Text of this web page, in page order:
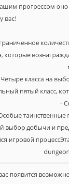
прогрессом оно
вас!
которые
класса на
пятый класс,
-
таинственные
выбор добычи и
игровой
появится